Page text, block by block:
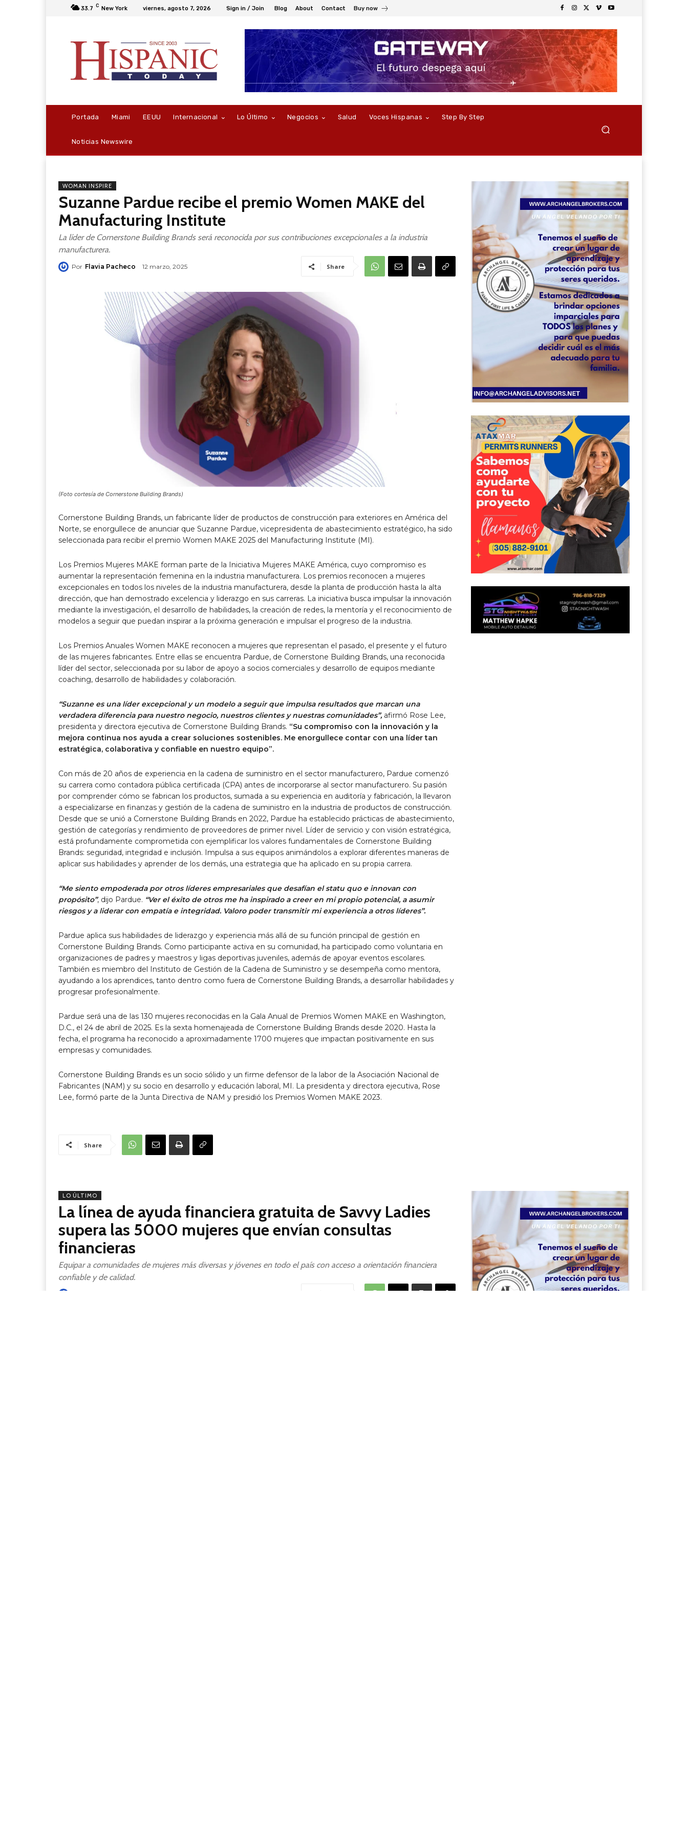
33.7 C New York viernes, agosto 7, 2026 Sign in / Join Blog About Contact Buy now
Portada Miami EEUU Internacional Lo Último Negocios Salud Voces Hispanas Step By Step
Noticias Newswire
WOMAN INSPIRE
Suzanne Pardue recibe el premio Women MAKE del
Manufacturing Institute
La líder de Cornerstone Building Brands será reconocida por sus contribuciones excepcionales a la industria
manufacturera.
Por Flavia Pacheco 12 marzo, 2025 Share
(Foto cortesía de Cornerstone Building Brands)
Cornerstone Building Brands, un fabricante líder de productos de construcción para exteriores en América del
Norte, se enorgullece de anunciar que Suzanne Pardue, vicepresidenta de abastecimiento estratégico, ha sido
seleccionada para recibir el premio Women MAKE 2025 del Manufacturing Institute (MI).
Los Premios Mujeres MAKE forman parte de la Iniciativa Mujeres MAKE América, cuyo compromiso es
aumentar la representación femenina en la industria manufacturera. Los premios reconocen a mujeres
excepcionales en todos los niveles de la industria manufacturera, desde la planta de producción hasta la alta
dirección, que han demostrado excelencia y liderazgo en sus carreras. La iniciativa busca impulsar la innovación
mediante la investigación, el desarrollo de habilidades, la creación de redes, la mentoría y el reconocimiento de
modelos a seguir que puedan inspirar a la próxima generación e impulsar el progreso de la industria.
Los Premios Anuales Women MAKE reconocen a mujeres que representan el pasado, el presente y el futuro
de las mujeres fabricantes. Entre ellas se encuentra Pardue, de Cornerstone Building Brands, una reconocida
líder del sector, seleccionada por su labor de apoyo a socios comerciales y desarrollo de equipos mediante
coaching, desarrollo de habilidades y colaboración.
“Suzanne es una líder excepcional y un modelo a seguir que impulsa resultados que marcan una
verdadera diferencia para nuestro negocio, nuestros clientes y nuestras comunidades”,afirmó Rose Lee,
presidenta y directora ejecutiva de Cornerstone Building Brands. “Su compromiso con la innovación y la
mejora continua nos ayuda a crear soluciones sostenibles. Me enorgullece contar con una líder tan
estratégica, colaborativa y confiable en nuestro equipo”.
Con más de 20 años de experiencia en la cadena de suministro en el sector manufacturero, Pardue comenzó
su carrera como contadora pública certificada (CPA) antes de incorporarse al sector manufacturero. Su pasión
por comprender cómo se fabrican los productos, sumada a su experiencia en auditoría y fabricación, la llevaron
a especializarse en finanzas y gestión de la cadena de suministro en la industria de productos de construcción.
Desde que se unió a Cornerstone Building Brands en 2022, Pardue ha establecido prácticas de abastecimiento,
gestión de categorías y rendimiento de proveedores de primer nivel. Líder de servicio y con visión estratégica,
está profundamente comprometida con ejemplificar los valores fundamentales de Cornerstone Building
Brands: seguridad, integridad e inclusión. Impulsa a sus equipos animándolos a explorar diferentes maneras de
aplicar sus habilidades y aprender de los demás, una estrategia que ha aplicado en su propia carrera.
“Me siento empoderada por otros líderes empresariales que desafían el statu quo e innovan con
propósito”, dijo Pardue. “Ver el éxito de otros me ha inspirado a creer en mi propio potencial, a asumir
riesgos y a liderar con empatía e integridad. Valoro poder transmitir mi experiencia a otros líderes”.
Pardue aplica sus habilidades de liderazgo y experiencia más allá de su función principal de gestión en
Cornerstone Building Brands. Como participante activa en su comunidad, ha participado como voluntaria en
organizaciones de padres y maestros y ligas deportivas juveniles, además de apoyar eventos escolares.
También es miembro del Instituto de Gestión de la Cadena de Suministro y se desempeña como mentora,
ayudando a los aprendices, tanto dentro como fuera de Cornerstone Building Brands, a desarrollar habilidades y
progresar profesionalmente.
Pardue será una de las 130 mujeres reconocidas en la Gala Anual de Premios Women MAKE en Washington,
D.C., el 24 de abril de 2025. Es la sexta homenajeada de Cornerstone Building Brands desde 2020. Hasta la
fecha, el programa ha reconocido a aproximadamente 1700 mujeres que impactan positivamente en sus
empresas y comunidades.
Cornerstone Building Brands es un socio sólido y un firme defensor de la labor de la Asociación Nacional de
Fabricantes (NAM) y su socio en desarrollo y educación laboral, MI. La presidenta y directora ejecutiva, Rose
Lee, formó parte de la Junta Directiva de NAM y presidió los Premios Women MAKE 2023.
Share